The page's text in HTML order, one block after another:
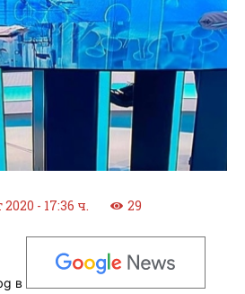
- 17:36 ч. 29
в